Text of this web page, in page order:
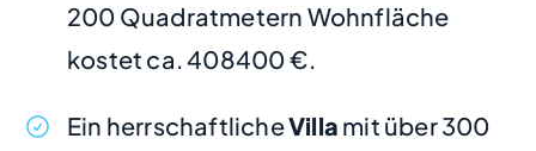
200 Quadratmetern Wohnfläche
kostet ca. 408400 €.
Ein herrschaftlicheVilla mit über 300